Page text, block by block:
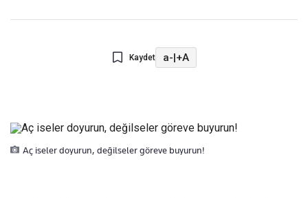
Kaydet a-|+A
Aç iseler doyurun, değilseler göreve buyurun!